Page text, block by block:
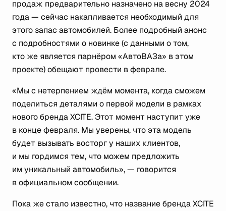
продаж предварительно назначено на весну 2024
года — сейчас накапливается необходимый для
этого запас автомобилей. Более подробный анонс
с подробностями о новинке (с данными о том,
кто же является парнёром «АвтоВАЗа» в этом
проекте) обещают провести в феврале.
«Мы с нетерпением ждём момента, когда сможем
поделиться деталями о первой модели в рамках
нового бренда XCITE. Этот момент наступит уже
в конце февраля. Мы уверены, что эта модель
будет вызывать восторг у наших клиентов,
и мы гордимся тем, что можем предложить
им уникальный автомобиль», — говорится
в официальном сообщении.
Пока же стало известно, что название бренда XCITE